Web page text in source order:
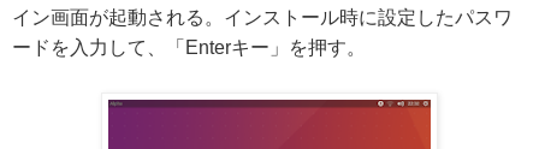
イン画面が起動される。インストール時に設定したパスワ
ードを入力して、「Enterキー」を押す。